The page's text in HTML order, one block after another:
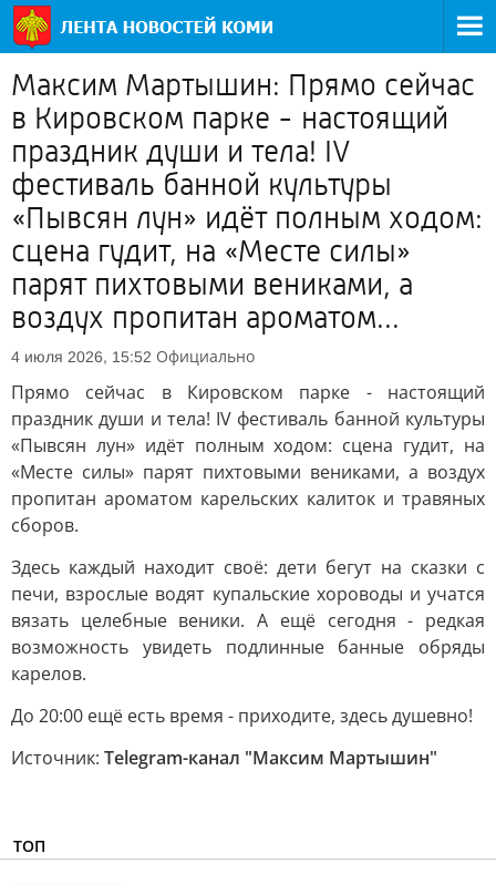
Максим Мартышин: Прямо сейчас
в Кировском парке - настоящий
праздник души и тела! IV
фестиваль банной культуры
«Пывсян лун» идёт полным ходом:
сцена гудит, на «Месте силы»
парят пихтовыми вениками, а
воздух пропитан ароматом...
4 июля 2026, 15:52 Официально
Прямо сейчас в Кировском парке - настоящий
праздник души и тела! IV фестиваль банной культуры
«Пывсян лун» идёт полным ходом: сцена гудит, на
«Месте силы» парят пихтовыми вениками, а воздух
пропитан ароматом карельских калиток и травяных
сборов.
Здесь каждый находит своё: дети бегут на сказки с
печи, взрослые водят купальские хороводы и учатся
вязать целебные веники. А ещё сегодня - редкая
возможность увидеть подлинные банные обряды
карелов.
До 20:00 ещё есть время - приходите, здесь душевно!
Источник: Telegram-канал "Максим Мартышин"
ТОП